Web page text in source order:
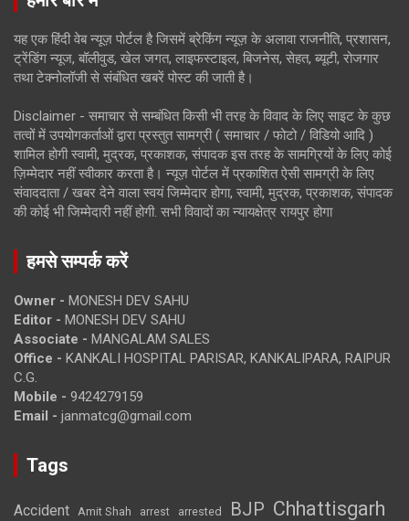
यह एक हिंदी वेब न्यूज़ पोर्टल है जिसमें ब्रेकिंग न्यूज़ के अलावा राजनीति, प्रशासन,
ट्रेंडिंग न्यूज, बॉलीवुड, खेल जगत, लाइफस्टाइल, बिजनेस, सेहत, ब्यूटी, रोजगार
तथा टेक्नोलॉजी से संबंधित खबरें पोस्ट की जाती है।
Disclaimer - समाचार से सम्बंधित किसी भी तरह के विवाद के लिए साइट के कुछ
तत्वों में उपयोगकर्ताओं द्वारा प्रस्तुत सामग्री ( समाचार / फोटो / विडियो आदि )
शामिल होगी स्वामी, मुद्रक, प्रकाशक, संपादक इस तरह के सामग्रियों के लिए कोई
ज़िम्मेदार नहीं स्वीकार करता है। न्यूज़ पोर्टल में प्रकाशित ऐसी सामग्री के लिए
संवाददाता / खबर देने वाला स्वयं जिम्मेदार होगा, स्वामी, मुद्रक, प्रकाशक, संपादक
की कोई भी जिम्मेदारी नहीं होगी. सभी विवादों का न्यायक्षेत्र रायपुर होगा
हमसे सम्पर्क करें
Owner - MONESH DEV SAHU
Editor - MONESH DEV SAHU
Associate - MANGALAM SALES
Office - KANKALI HOSPITAL PARISAR, KANKALIPARA, RAIPUR
C.G.
Mobile - 9424279159
Email - janmatcg@gmail.com
Tags
Accident Amit Shah arrest arrested BJP Chhattisgarh